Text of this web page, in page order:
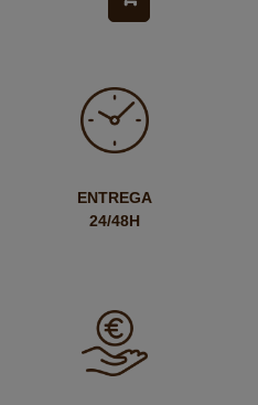
ENTREGA
24/48H